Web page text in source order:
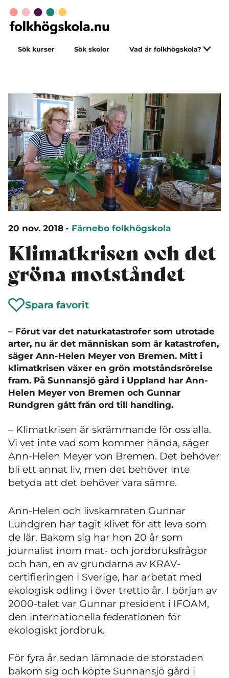
Sök kurser Sök skolor Vad är folkhögskola?
20 nov. 2018 - Färnebo folkhögskola
Klimatkrisen och det
gröna motståndet
Spara favorit
– Förut var det naturkatastrofer som utrotade
arter, nu är det människan som är katastrofen,
säger Ann-Helen Meyer von Bremen. Mitt i
klimatkrisen växer en grön motståndsrörelse
fram. På Sunnansjö gård i Uppland har Ann-
Helen Meyer von Bremen och Gunnar
Rundgren gått från ord till handling.
– Klimatkrisen är skrämmande för oss alla.
Vi vet inte vad som kommer hända, säger
Ann-Helen Meyer von Bremen. Det behöver
bli ett annat liv, men det behöver inte
betyda att det behöver vara sämre.
Ann-Helen och livskamraten Gunnar
Lundgren har tagit klivet för att leva som
de lär. Bakom sig har hon 20 år som
journalist inom mat- och jordbruksfrågor
och han, en av grundarna av KRAV-
certifieringen i Sverige, har arbetat med
ekologisk odling i över trettio år. I början av
2000-talet var Gunnar president i IFOAM,
den internationella federationen för
ekologiskt jordbruk.
För fyra år sedan lämnade de storstaden
bakom sig och köpte Sunnansjö gård i